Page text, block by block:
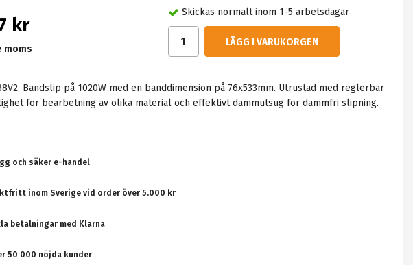
kr
moms
Skickas normalt inom 1-5 arbetsdagar
LÄGG I VARUKORGEN
Bandslip på 1020W med en banddimension på 76x533mm. Utrustad med reglerbar
för bearbetning av olika material och effektivt dammutsug för dammfri slipning.
och säker e-handel
inom Sverige vid order över 5.000 kr
betalningar med Klarna
50 000 nöjda kunder